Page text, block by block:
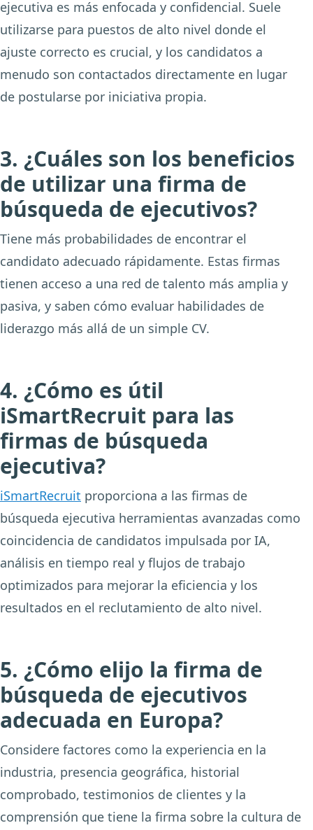
ejecutiva es más enfocada y confidencial. Suele
utilizarse para puestos de alto nivel donde el
ajuste correcto es crucial, y los candidatos a
menudo son contactados directamente en lugar
de postularse por iniciativa propia.
3. ¿Cuáles son los beneficios
de utilizar una firma de
búsqueda de ejecutivos?
Tiene más probabilidades de encontrar el
candidato adecuado rápidamente. Estas firmas
tienen acceso a una red de talento más amplia y
pasiva, y saben cómo evaluar habilidades de
liderazgo más allá de un simple CV.
4. ¿Cómo es útil
iSmartRecruit para las
firmas de búsqueda
ejecutiva?
iSmartRecruit proporciona a las firmas de
búsqueda ejecutiva herramientas avanzadas como
coincidencia de candidatos impulsada por IA,
análisis en tiempo real y flujos de trabajo
optimizados para mejorar la eficiencia y los
resultados en el reclutamiento de alto nivel.
5. ¿Cómo elijo la firma de
búsqueda de ejecutivos
adecuada en Europa?
Considere factores como la experiencia en la
industria, presencia geográfica, historial
comprobado, testimonios de clientes y la
comprensión que tiene la firma sobre la cultura de